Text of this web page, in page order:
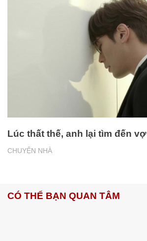
CHUYỆN NHÀ
Lúc thất thế, anh lại tìm đến vợ
CÓ THỂ BẠN QUAN TÂM